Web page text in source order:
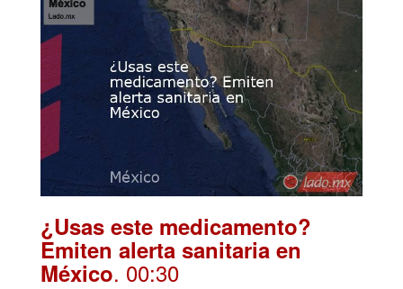
¿Usas este medicamento?
Emiten alerta sanitaria en
México. 00:30